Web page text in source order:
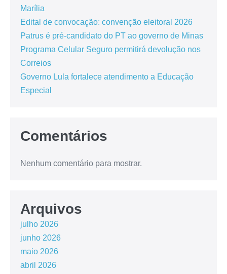
Marília
Edital de convocação: convenção eleitoral 2026
Patrus é pré-candidato do PT ao governo de Minas
Programa Celular Seguro permitirá devolução nos
Correios
Governo Lula fortalece atendimento a Educação
Especial
Comentários
Nenhum comentário para mostrar.
Arquivos
julho 2026
junho 2026
maio 2026
abril 2026